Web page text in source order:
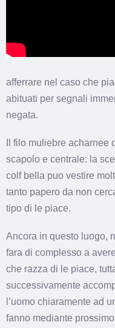
afferrare nel caso che
abituati per segnali
negata.
Il filo muliebre
scapolo e centrale: la
colf bella puo vestire
tanto papero da non
tipo di le piace.
Ancora in questo luogo,
fara di complesso a
che razza di le piace,
successivamente
l’uomo chiaramente ad
fanno mediante